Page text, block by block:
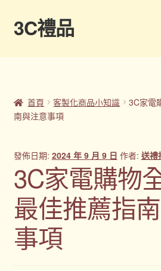
跳
至
跳
至
容
3C禮品
Sample Page
企業禮品
印刷方式
台灣禮品
商店
首頁 客製化商品小知識
3C家電
南與注意事項
發佈日期: 2024 年 9 月 9 日 作者: 送禮
3C家電購物
最佳推薦指
事項